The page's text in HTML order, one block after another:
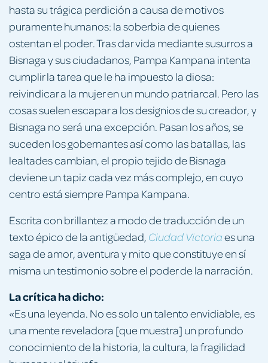
hasta su trágica perdición a causa de motivos
puramente humanos: la soberbia de quienes
ostentan el poder. Tras dar vida mediante susurros a
Bisnaga y sus ciudadanos, Pampa Kampana intenta
cumplir la tarea que le ha impuesto la diosa:
reivindicar a la mujer en un mundo patriarcal. Pero las
cosas suelen escapar a los designios de su creador, y
Bisnaga no será una excepción. Pasan los años, se
suceden los gobernantes así como las batallas, las
lealtades cambian, el propio tejido de Bisnaga
deviene un tapiz cada vez más complejo, en cuyo
centro está siempre Pampa Kampana.
Escrita con brillantez a modo de traducción de un
texto épico de la antigüedad, Ciudad Victoriaes una
saga de amor, aventura y mito que constituye en sí
misma un testimonio sobre el poder de la narración.
Lacríticahadicho:
«Es una leyenda. No es solo un talento envidiable, es
una mente reveladora [que muestra] un profundo
conocimiento de la historia, la cultura, la fragilidad